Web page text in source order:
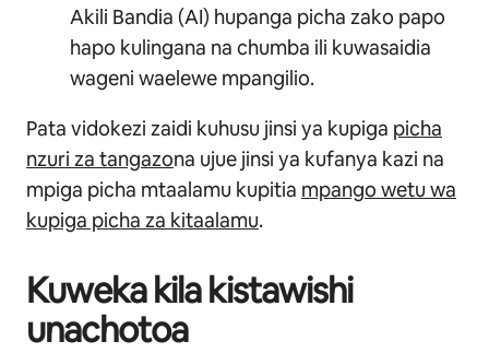
Akili Bandia (AI) hupanga picha zako papo
hapo kulingana na chumba ili kuwasaidia
wageni waelewe mpangilio.
Pata vidokezi zaidi kuhusu jinsi ya kupiga picha
nzuri za tangazona ujue jinsi ya kufanya kazi na
mpiga picha mtaalamu kupitia mpango wetu wa
kupiga picha za kitaalamu.
Kuweka kila kistawishi
unachotoa